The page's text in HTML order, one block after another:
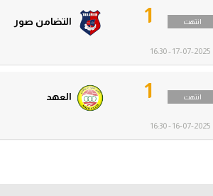
انتهت التضامن صور 1
17-07-2025 - 16:30
انتهت العهد 1
16-07-2025 - 16:30